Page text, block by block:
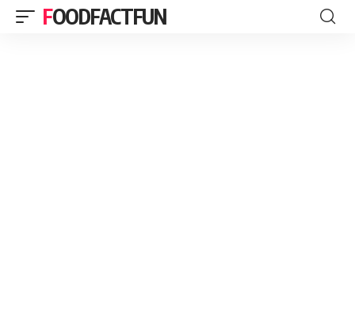
FOODFACTFUN